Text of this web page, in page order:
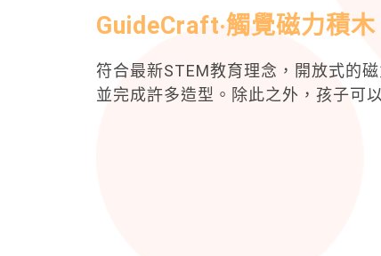
GuideCraft‧觸覺磁力積木
符合最新STEM教育理念，開放式的
並完成許多造型。除此之外，孩子可